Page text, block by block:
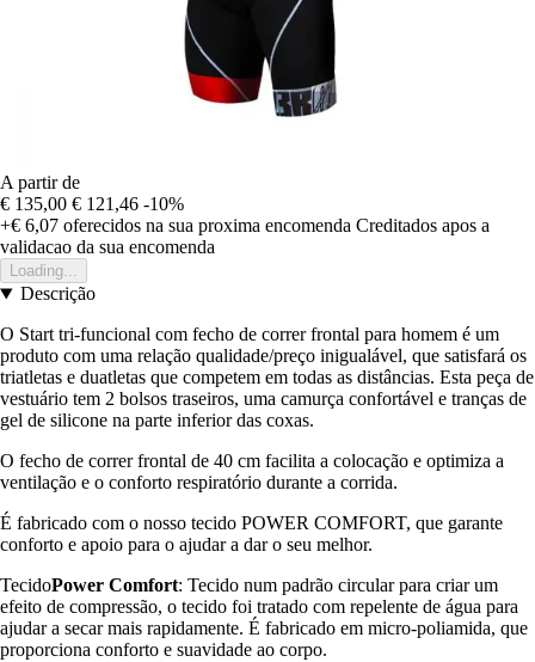
A partir de
€ 135,00 € 121,46 -10%
+€ 6,07 oferecidos na sua proxima encomenda Creditados apos a
validacao da sua encomenda
Loading...
Descrição
O Start tri-funcional com fecho de correr frontal para homem é um
produto com uma relação qualidade/preço inigualável, que satisfará os
triatletas e duatletas que competem em todas as distâncias. Esta peça de
vestuário tem 2 bolsos traseiros, uma camurça confortável e tranças de
gel de silicone na parte inferior das coxas.
O fecho de correr frontal de 40 cm facilita a colocação e optimiza a
ventilação e o conforto respiratório durante a corrida.
É fabricado com o nosso tecido POWER COMFORT, que garante
conforto e apoio para o ajudar a dar o seu melhor.
TecidoPower Comfort: Tecido num padrão circular para criar um
efeito de compressão, o tecido foi tratado com repelente de água para
ajudar a secar mais rapidamente. É fabricado em micro-poliamida, que
proporciona conforto e suavidade ao corpo.